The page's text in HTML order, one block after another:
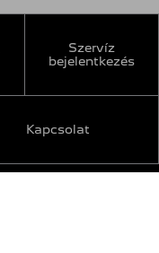
Szervíz
bejelentkezés
Kapcsolat